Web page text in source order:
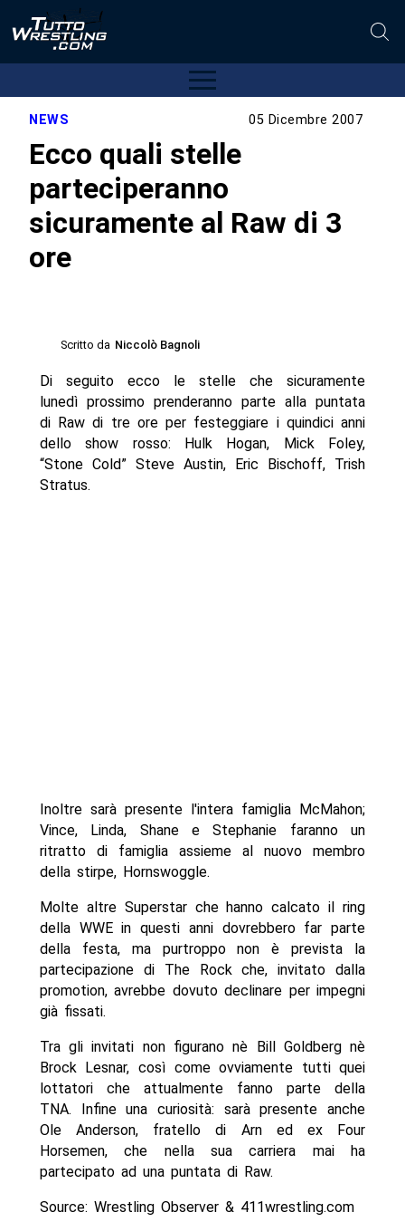
NEWS 05 Dicembre 2007
Ecco quali stelle
parteciperanno
sicuramente al Raw di 3
ore
Scritto da Niccolò Bagnoli
Di seguito ecco le stelle che sicuramente
lunedì prossimo prenderanno parte alla puntata
di Raw di tre ore per festeggiare i quindici anni
dello show rosso: Hulk Hogan, Mick Foley,
“Stone Cold” Steve Austin, Eric Bischoff, Trish
Stratus.
Inoltre sarà presente l'intera famiglia McMahon;
Vince, Linda, Shane e Stephanie faranno un
ritratto di famiglia assieme al nuovo membro
della stirpe, Hornswoggle.
Molte altre Superstar che hanno calcato il ring
della WWE in questi anni dovrebbero far parte
della festa, ma purtroppo non è prevista la
partecipazione di The Rock che, invitato dalla
promotion, avrebbe dovuto declinare per impegni
già fissati.
Tra gli invitati non figurano nè Bill Goldberg nè
Brock Lesnar, così come ovviamente tutti quei
lottatori che attualmente fanno parte della
TNA. Infine una curiosità: sarà presente anche
Ole Anderson, fratello di Arn ed ex Four
Horsemen, che nella sua carriera mai ha
partecipato ad una puntata di Raw.
Source: Wrestling Observer & 411wrestling.com